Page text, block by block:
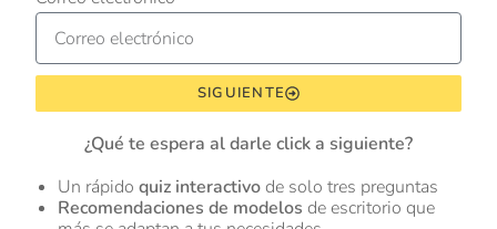
SIGUIENTE
¿Qué te espera al darle click a siguiente?
Un rápidoquiz interactivode solo tres preguntas
Recomendaciones de modelos de escritorio que